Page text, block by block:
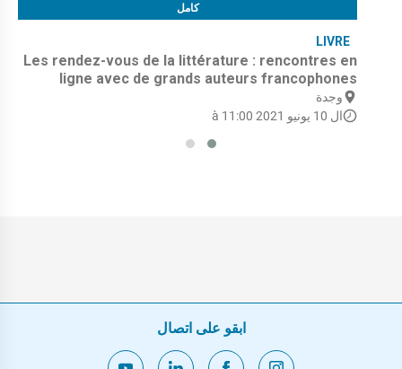
كامل
LIVRE
Les rendez-vous de la littérature : rencontres en
ligne avec de grands auteurs francophones
وجدة
ال 10 يونيو 2021 à 11:00
ابقو على اتصال